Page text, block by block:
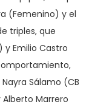
(Femenino) y el
triples, que
y Emilio Castro
Sálamo (CB
Marrero